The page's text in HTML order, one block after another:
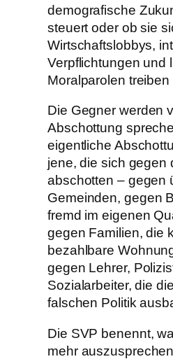
demografische
steuert oder ob sie
Wirtschaftslobbys,
Verpflichtungen und
Moralparolen treiben
Die Gegner werden
Abschottung
eigentliche
jene, die sich gegen
abschotten – gegen
Gemeinden, gegen
fremd im eigenen
gegen Familien, die
bezahlbare
gegen Lehrer,
Sozialarbeiter, die
falschen Politik
Die SVP benennt,
mehr